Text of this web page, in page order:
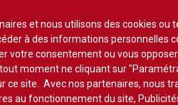
S'abonner
connecter
et nous utilisons des cookies ou
à des informations personnelles
votre consentement ou vous
moment ne cliquant sur
ce site. Avec nos partenaires, nous
au fonctionnement du site,